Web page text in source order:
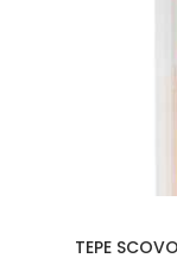
TEPE